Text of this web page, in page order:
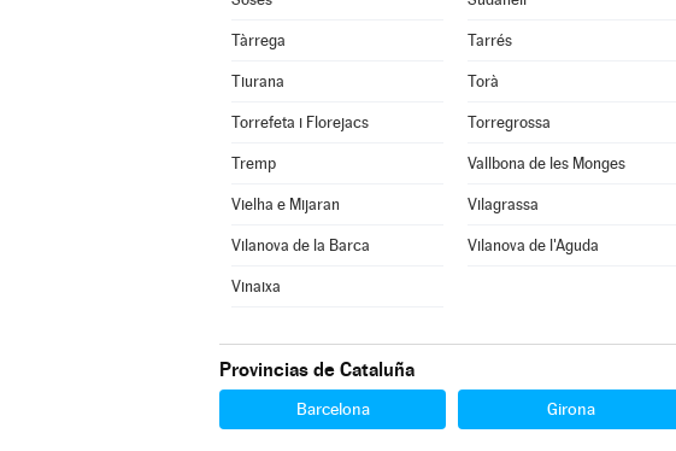
Tàrrega Tarrés
Tiurana Torà
Torrefeta i Florejacs Torregrossa
Tremp Vallbona de les Monges
Vielha e Mijaran Vilagrassa
Vilanova de la Barca Vilanova de l'Aguda
Vinaixa
Provincias de Cataluña
Barcelona Girona